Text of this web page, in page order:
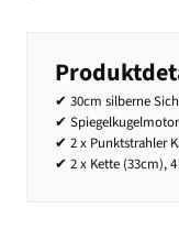
✔ 30cm silberne
✔
✔ 2 x Punktstrahler
✔ 2 x Kette (33cm),